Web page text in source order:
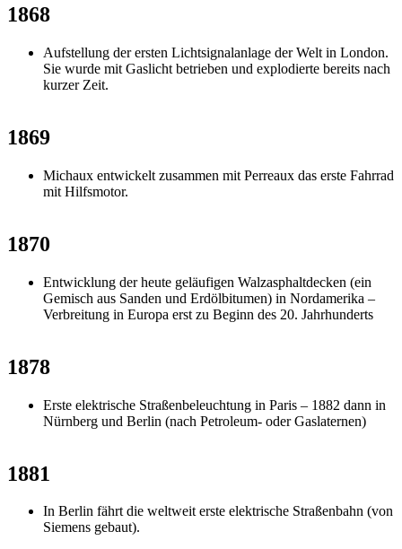
1868
Aufstellung der ersten Lichtsignalanlage der Welt in London.
Sie wurde mit Gaslicht betrieben und explodierte bereits nach
kurzer Zeit.
1869
Michaux entwickelt zusammen mit Perreaux das erste Fahrrad
mit Hilfsmotor.
1870
Entwicklung der heute geläufigen Walzasphaltdecken (ein
Gemisch aus Sanden und Erdölbitumen) in Nordamerika –
Verbreitung in Europa erst zu Beginn des 20. Jahrhunderts
1878
Erste elektrische Straßenbeleuchtung in Paris – 1882 dann in
Nürnberg und Berlin (nach Petroleum- oder Gaslaternen)
1881
In Berlin fährt die weltweit erste elektrische Straßenbahn (von
Siemens gebaut).